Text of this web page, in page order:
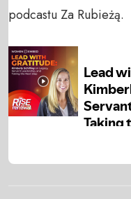
podcastu Za Rubieżą.